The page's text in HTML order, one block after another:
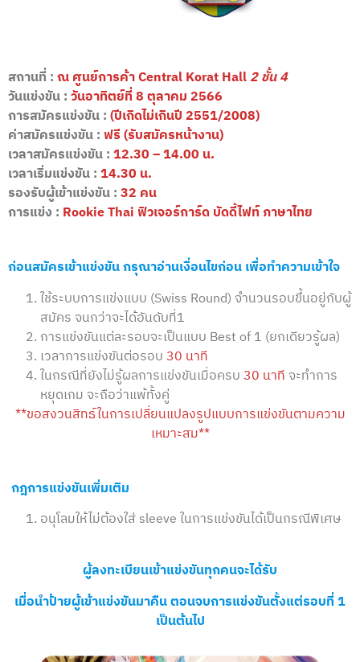
สถานที่ :ณ ศูนย์การค้า Central KoratHall2 ชั้น 4
วันแข่งขัน :วันอาทิตย์ที่ 8 ตุลาคม 2566
การสมัครแข่งขัน :(ปีเกิดไม่เกินปี 2551/2008)
ค่าสมัครแข่งขัน : ฟรี (รับสมัครหน้างาน)
เวลาสมัครแข่งขัน :12.30 – 14.00 น.
เวลาเริ่มแข่งขัน :14.30 น.
รองรับผู้เข้าแข่งขัน :32 คน
การแข่ง : Rookie Thai ฟิวเจอร์การ์ด บัดดี้ไฟท์ ภาษาไทย
ก่อนสมัครเข้าแข่งขัน กรุณาอ่านเงื่อนไขก่อน เพื่อทำความเข้าใจ
ใช้ระบบการแข่งแบบ (Swiss Round) จำนวนรอบขึ้นอยู่กับผู้
สมัคร จนกว่าจะได้อันดับที่1
การแข่งขันแต่ละรอบจะเป็นแบบ Best of 1 (ยกเดียวรู้ผล)
เวลาการแข่งขันต่อรอบ 30 นาที
ในกรณีที่ยังไม่รู้ผลการแข่งขันเมื่อครบ 30 นาทีจะทำการ
หยุดเกม จะถือว่าแพ้ทั้งคู่
**ขอสงวนสิทธ์ในการเปลี่ยนแปลงรูปแบบการแข่งขันตามความ
เหมาะสม**
กฎการแข่งขันเพิ่มเติม
อนุโลมให้ไม่ต้องใส่ sleeve ในการแข่งขันได้เป็นกรณีพิเศษ
ผู้ลงทะเบียนเข้าแข่งขันทุกคนจะได้รับ
เมื่อนำป้ายผู้เข้าแข่งขันมาคืน ตอนจบการแข่งขันตั้งแต่รอบที่ 1
เป็นต้นไป